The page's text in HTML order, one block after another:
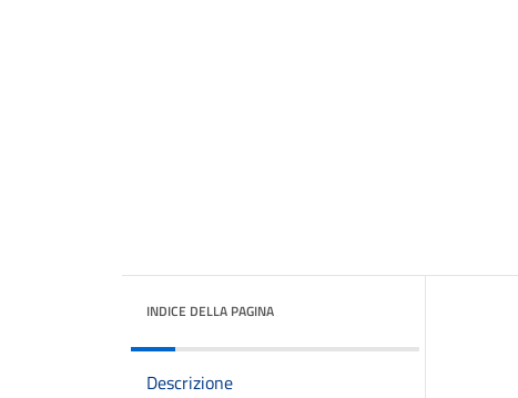
INDICE DELLA PAGINA
Descrizione